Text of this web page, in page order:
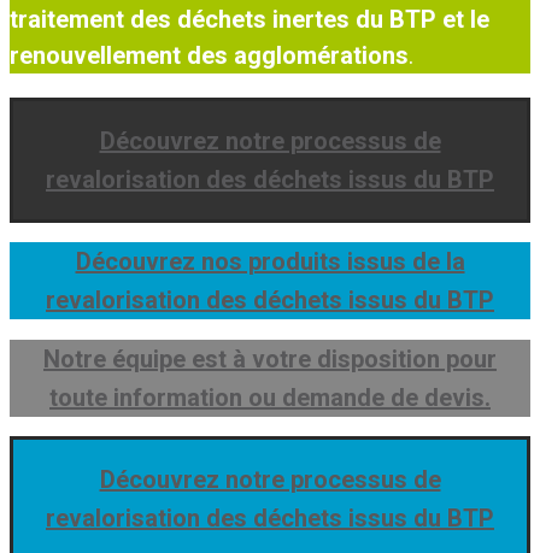
traitement des déchets inertes du BTP et le
renouvellement des agglomérations.
Découvrez notre processus de
revalorisation des déchets issus du BTP
Découvrez nos produits issus de la
revalorisation des déchets issus du BTP
Notre équipe est à votre disposition pour
toute information ou demande de devis.
Découvrez notre processus de
revalorisation des déchets issus du BTP